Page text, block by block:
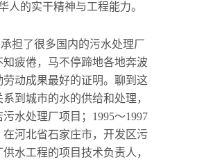
人的实干精神与工程能力。
担了很多国内的污水处理厂
疲倦，马不停蹄地各地奔波
动成果最好的证明。聊到这
到城市的水的供给和处理，
水处理厂项目；1995～1997
河北省石家庄市，开发区污
水工程的项目技术负责人，